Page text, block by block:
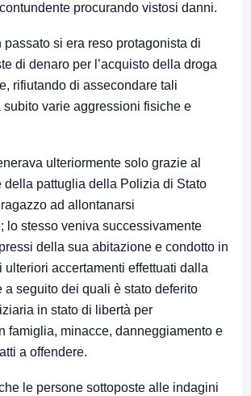
procurando vistosi danni.
passato si era reso protagonista di
di denaro per l’acquisto della droga
rifiutando di assecondare tali
subito varie aggressioni fisiche e
ulteriormente solo grazie al
della pattuglia della Polizia di Stato
ad allontanarsi
lo stesso veniva successivamente
della sua abitazione e condotto in
ulteriori accertamenti effettuati dalla
a seguito dei quali è stato deferito
in stato di libertà per
famiglia, minacce, danneggiamento e
a offendere.
le persone sottoposte alle indagini